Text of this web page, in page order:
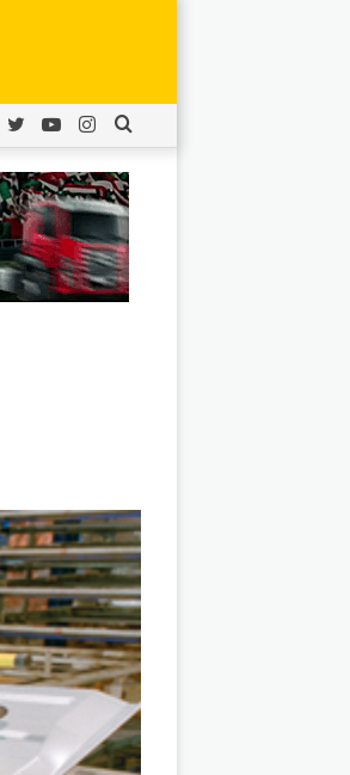
Buscar
Instagram
YouTube
Twitter
Facebook